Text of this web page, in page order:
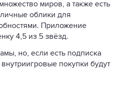
миров, а также есть
облики для
Приложение
4,5 из 5 звёзд.
но, если есть подписка
покупки будут